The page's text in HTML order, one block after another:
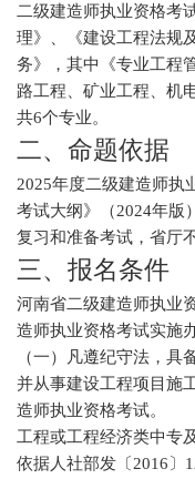
二级建造师执业资格考
理》、《建设工程法规
务》，其中《专业工程
路工程、矿业工程、机
共6个专业。
二、命题依据
2025年度二级建造师执
考试大纲》（2024年版
复习和准备考试，省厅
三、报名条件
河南省二级建造师执业
造师执业资格考试实施
（一）凡遵纪守法，具
并从事建设工程项目施
造师执业资格考试。
工程或工程经济类中专
依据人社部发〔2016〕